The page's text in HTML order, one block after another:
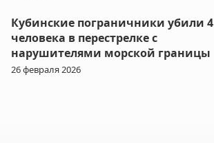
Кубинские пограничники убили 4
человека в перестрелке с
нарушителями морской границы
26 февраля 2026